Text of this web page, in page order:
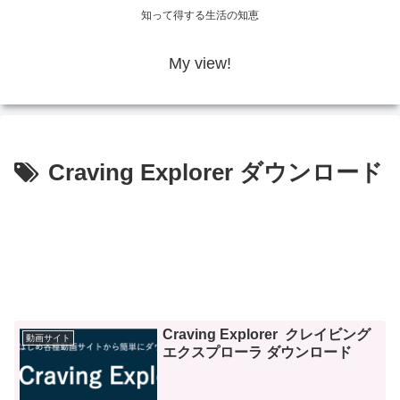
知って得する生活の知恵
My view!
Craving Explorer ダウンロード
動画サイト
Craving Explorer クレイビング
エクスプローラ ダウンロード